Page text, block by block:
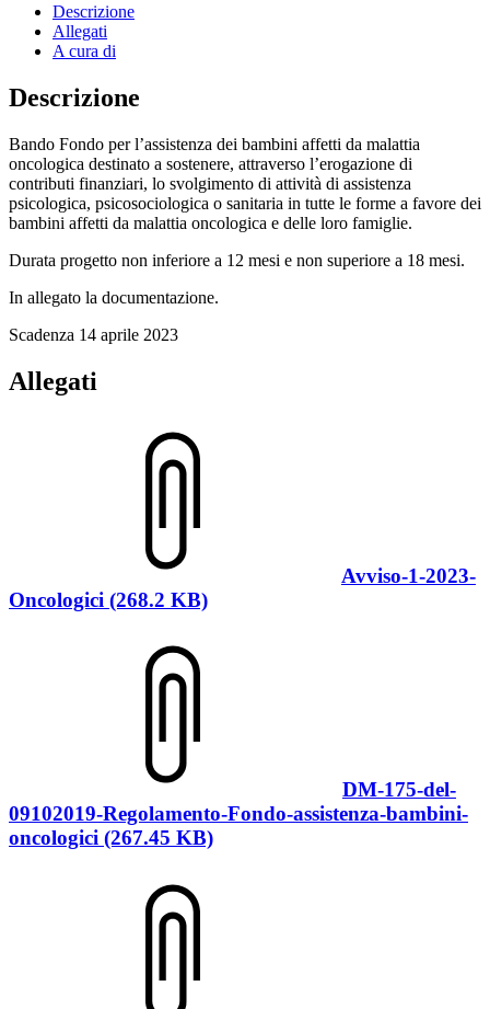
Descrizione
Allegati
A cura di
Descrizione
Bando Fondo per l’assistenza dei bambini affetti da malattia
oncologica destinato a sostenere, attraverso l’erogazione di
contributi finanziari, lo svolgimento di attività di assistenza
psicologica, psicosociologica o sanitaria in tutte le forme a favore dei
bambini affetti da malattia oncologica e delle loro famiglie.
Durata progetto non inferiore a 12 mesi e non superiore a 18 mesi.
In allegato la documentazione.
Scadenza 14 aprile 2023
Allegati
Avviso-1-2023-
Oncologici (268.2 KB)
DM-175-del-
09102019-Regolamento-Fondo-assistenza-bambini-
oncologici (267.45 KB)